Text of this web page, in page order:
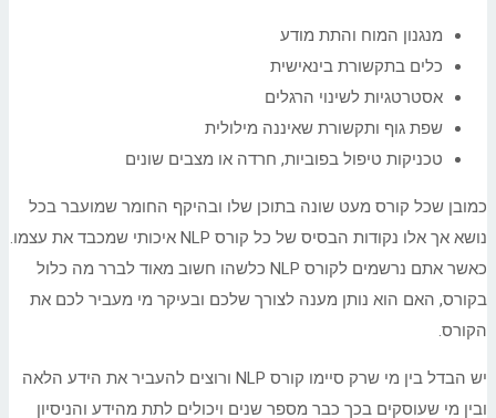
מנגנון המוח והתת מודע
כלים בתקשורת בינאישית
אסטרטגיות לשינוי הרגלים
שפת גוף ותקשורת שאיננה מילולית
טכניקות טיפול בפוביות, חרדה או מצבים שונים
כמובן שכל קורס מעט שונה בתוכן שלו ובהיקף החומר שמועבר בכל
נושא אך אלו נקודות הבסיס של כל קורס NLP איכותי שמכבד את עצמו.
כאשר אתם נרשמים לקורס NLP כלשהו חשוב מאוד לברר מה כלול
בקורס, האם הוא נותן מענה לצורך שלכם ובעיקר מי מעביר לכם את
הקורס.
יש הבדל בין מי שרק סיימו קורס NLP ורוצים להעביר את הידע הלאה
ובין מי שעוסקים בכך כבר מספר שנים ויכולים לתת מהידע והניסיון